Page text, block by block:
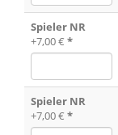
Spieler NR
+7,00 € *
Spieler NR
+7,00 € *